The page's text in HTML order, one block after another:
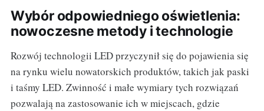
Wybór odpowiedniego oświetlenia:
nowoczesne metody i technologie
Rozwój technologii LED przyczynił się do pojawienia się
na rynku wielu nowatorskich produktów, takich jak paski
i taśmy LED. Zwinność i małe wymiary tych rozwiązań
pozwalają na zastosowanie ich w miejscach, gdzie